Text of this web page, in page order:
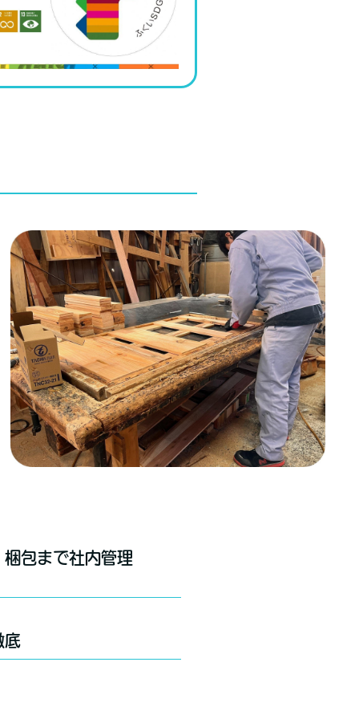
包まで社内管理
底